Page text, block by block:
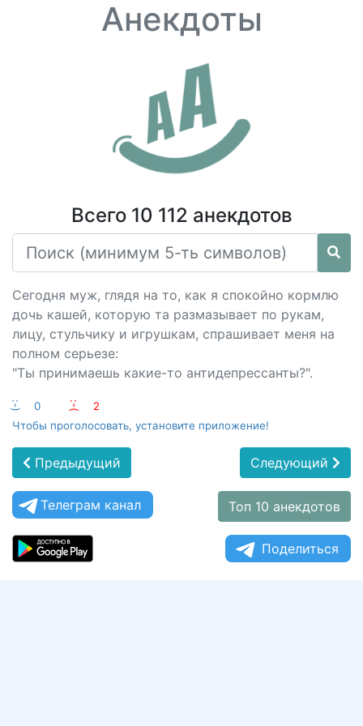
Анекдоты
Всего 10 112 анекдотов
Сегодня муж, глядя на то, как я спокойно кормлю
дочь кашей, которую та размазывает по рукам,
лицу, стульчику и игрушкам, спрашивает меня на
полном серьезе:
"Ты принимаешь какие-то антидепрессанты?".
:-) 0 :-(
2
Чтобы проголосовать, установите приложение!
Предыдущий Следующий
Телеграм канал Топ 10 анекдотов
Поделиться